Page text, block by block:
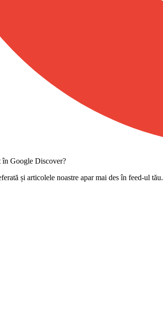
în Google Discover?
și articolele noastre apar mai des în feed-ul tău.